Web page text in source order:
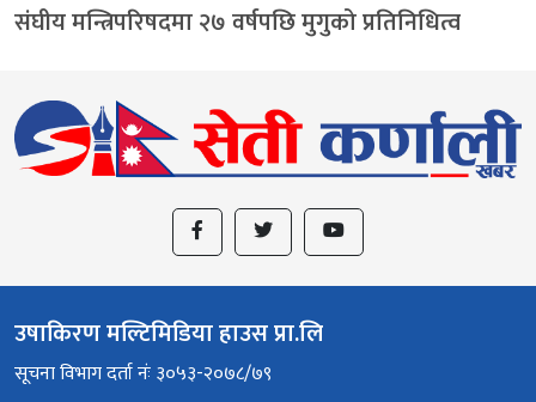
संघीय मन्त्रिपरिषदमा २७ वर्षपछि मुगुको प्रतिनिधित्व
उषाकिरण मल्टिमिडिया हाउस प्रा.लि
सूचना विभाग दर्ता नंः ३०५३-२०७८/७९